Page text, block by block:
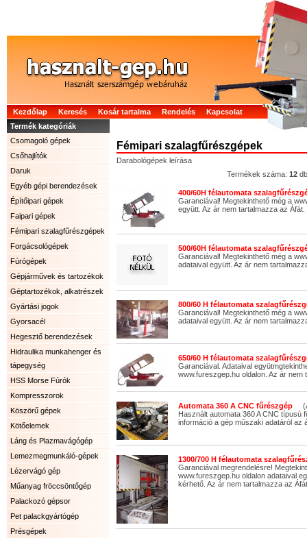
Kezdőlap Keresés Kosár tartalma Rendelés
Kapcsolat
Termék kategóriák
Csomagoló gépek
Csőhajlítók
Daruk
Egyéb gépi berendezések
Építőipari gépek
Faipari gépek
Fémipari szalagfűrészgépek
Forgácsológépek
Fúrógépek
Gépjárművek és tartozékok
Géptartozékok, alkatrészek
Gyártási jogok
Gyorsacél
Hegesztő berendezések
Hidraulika munkahenger és
tápegység
HSS Morse Fúrók
Kompresszorok
Köszörű gépek
Kötőelemek
Láng és Plazmavágógép
Lemezmegmunkáló-gépek
Lézervágó gép
Műanyag fröccsöntőgép
Palackozó gépsor
Pet palackgyártógép
Présgépek
Fémipari szalagfűrészgépek
Darabológépek leírása
Termékek száma: 12 db
400/60H félautomata
Garanciával! Megtekinthető még a
együtt. Az ár nem tartalmazza az Áfát.
500/60H félautomata
Garanciával! Megtekinthető még a
adataival együtt. Az ár nem
800/60 H félautomata
Garanciával! Megtekinthető még a
adataival együtt. Az ár nem
650/60 H félautomata
Garanciával. Adataival
www.fureszgep.hu oldalon. Az ár nem
Automata 360 A CNC fűrészgép
Használt automata 360 A CNC típusú
információ a gép műszaki adatáról az
1300/700 H félautomata
Garanciával megrendelésre!
www.fureszgep.hu oldalon adataival
kérhető. Az ár nem tartalmazza az